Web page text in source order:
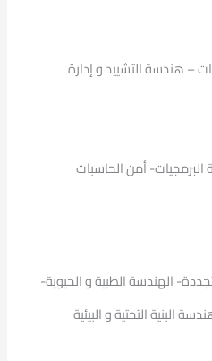
– هندسة التشييد و إدارة
أمن الحاسبات
الهندسة الطبية و الحيوية-
البنية التحتية و البيئية